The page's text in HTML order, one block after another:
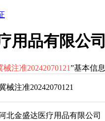
用品有限公司
械注准20242070121”基本信息
械注准20242070121
北金盛达医疗用品有限公司